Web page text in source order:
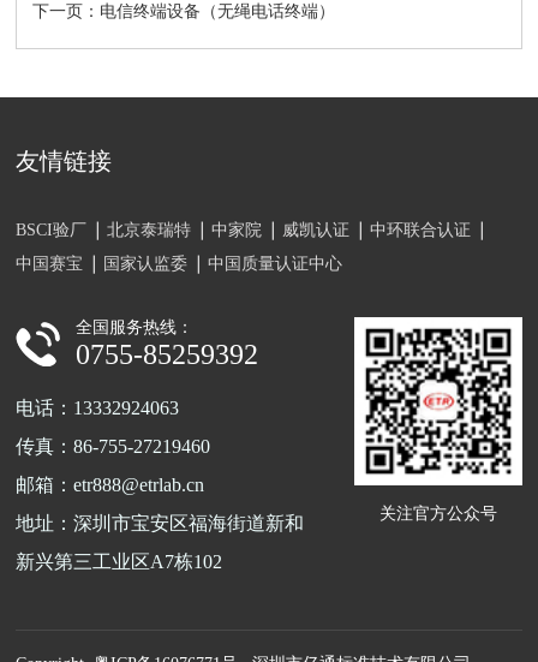
下一页：电信终端设备（无绳电话终端）
友情链接
BSCI验厂 北京泰瑞特 中家院 威凯认证
中环联合认证
中国赛宝
国家认监委 中国质量认证中心
全国服务热线：
0755-85259392
电话：13332924063
传真：86-755-27219460
邮箱：etr888@etrlab.cn
地址：深圳市宝安区福海街道新和
新兴第三工业区A7栋102
关注官方公众号